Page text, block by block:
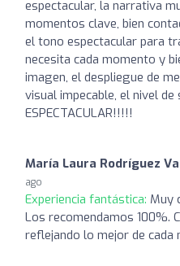
espectacular, la narrativa
momentos clave, bien
el tono espectacular para
necesita cada momento y
imagen, el despliegue de
visual impecable, el nivel
ESPECTACULAR!!!!!
María Laura Rodríguez
ago
Experiencia fantástica: Muy
Los recomendamos 100%.
reflejando lo mejor de